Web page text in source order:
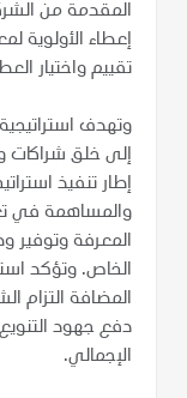
المقدمة من
إعطاء الأولوية
تقييم واختيار
وتهدف
إلى خلق
والمساهمة في
المعرفة وتوفير
الخاص. وتؤكد
المضافة التزام
دفع جهود
الإجمالي.